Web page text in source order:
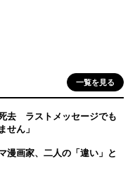
一覧を見る
去 ラストメッセージでも
ん」
画家、二人の「違い」と